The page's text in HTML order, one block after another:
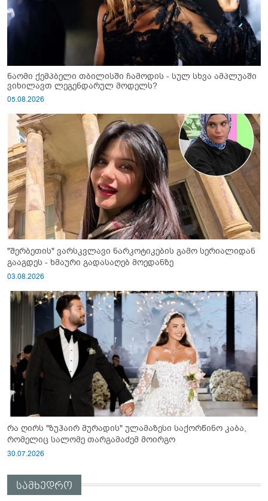
ნაომი ქემპბელი თბილისში ჩამოდის - სულ სხვა ამპლუაში
ვიხილავთ ლეგენდარულ მოდელს?
05.08.2026
"შერბეთის" ვარსკვლავი ნარკოტიკების გამო სერიალიდან
გააგდეს - ხმაური გადასაღებ მოედანზე
03.08.2026
რა ღირს "ზუჰაირ მურადის" ულამაზესი საქორწინო კაბა,
რომელიც სალომე თარგამაძემ მოირგო
30.07.2026
სამხედრო